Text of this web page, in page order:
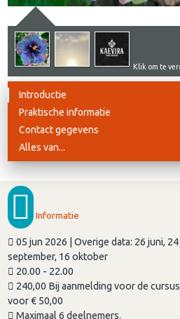
Klik om te
Introductie
Praktische informatie
Contact gegevens
Alles van...
Informatie
05 jun 2026 | Overige data: 26 juni,
september, 16 oktober
20.00 - 22.00
240,00 Bij aanmelding voor de
voor € 50,00
Maximaal 6 deelnemers.